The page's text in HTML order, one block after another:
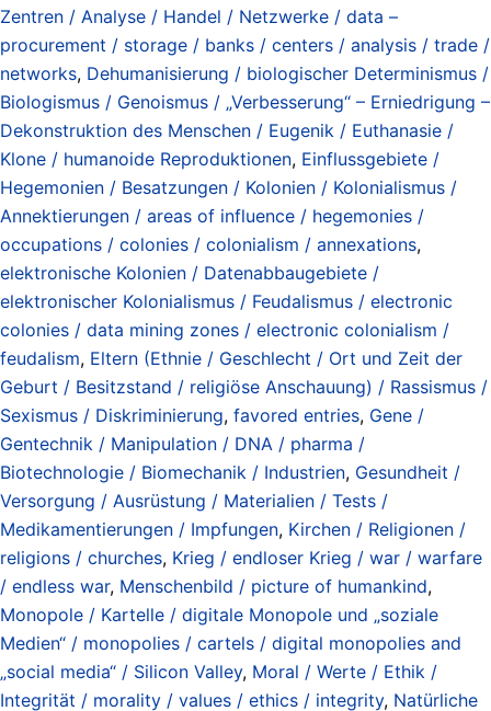
Zentren / Analyse / Handel / Netzwerke / data –
procurement / storage / banks / centers / analysis / trade /
networks, Dehumanisierung / biologischer Determinismus /
Biologismus / Genoismus / „Verbesserung“ – Erniedrigung –
Dekonstruktion des Menschen / Eugenik / Euthanasie /
Klone / humanoide Reproduktionen, Einflussgebiete /
Hegemonien / Besatzungen / Kolonien / Kolonialismus /
Annektierungen / areas of influence / hegemonies /
occupations / colonies / colonialism / annexations,
elektronische Kolonien / Datenabbaugebiete /
elektronischer Kolonialismus / Feudalismus / electronic
colonies / data mining zones / electronic colonialism /
feudalism, Eltern (Ethnie / Geschlecht / Ort und Zeit der
Geburt / Besitzstand / religiöse Anschauung) / Rassismus /
Sexismus / Diskriminierung, favored entries, Gene /
Gentechnik / Manipulation / DNA / pharma /
Biotechnologie / Biomechanik / Industrien, Gesundheit /
Versorgung / Ausrüstung / Materialien / Tests /
Medikamentierungen / Impfungen, Kirchen / Religionen /
religions / churches, Krieg / endloser Krieg / war / warfare
/ endless war, Menschenbild / picture of humankind,
Monopole / Kartelle / digitale Monopole und „soziale
Medien“ / monopolies / cartels / digital monopolies and
„social media“ / Silicon Valley, Moral / Werte / Ethik /
Integrität / morality / values / ethics / integrity, Natürliche